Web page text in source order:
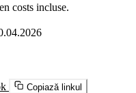
costs incluse.
Copiază linkul